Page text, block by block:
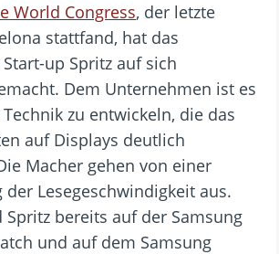
World Congress, der letzte
stattfand, hat das
up Spritz auf sich
Dem Unternehmen ist es
zu entwickeln, die das
auf Displays deutlich
Macher gehen von einer
der Lesegeschwindigkeit aus.
Spritz bereits auf der Samsung
und auf dem Samsung